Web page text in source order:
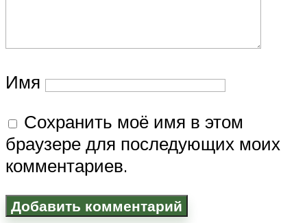
Имя
Сохранить моё имя в этом
браузере для последующих моих
комментариев.